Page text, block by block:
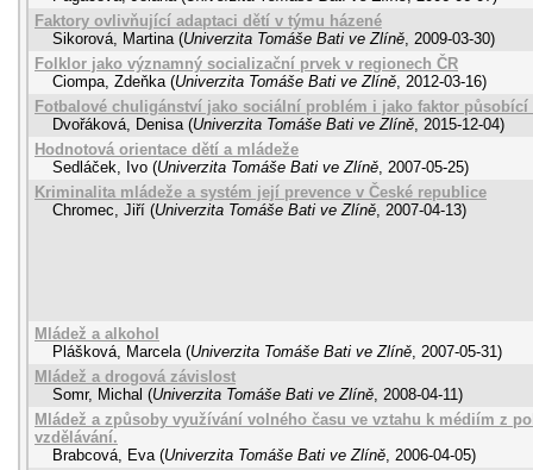
Faktory ovlivňující adaptaci dětí v týmu házené
Sikorová, Martina (Univerzita Tomáše Bati ve Zlíně, 2009-03-30)
Folklor jako významný socializační prvek v regionech ČR
Ciompa, Zdeňka (Univerzita Tomáše Bati ve Zlíně, 2012-03-16)
Fotbalové chuligánství jako sociální problém i jako faktor
Dvořáková, Denisa (Univerzita Tomáše Bati ve Zlíně, 2015-12-04)
Hodnotová orientace dětí a mládeže
Sedláček, Ivo (Univerzita Tomáše Bati ve Zlíně, 2007-05-25)
Kriminalita mládeže a systém její prevence v České republice
Chromec, Jiří (Univerzita Tomáše Bati ve Zlíně, 2007-04-13)
Mládež a alkohol
Plášková, Marcela (Univerzita Tomáše Bati ve Zlíně, 2007-05-31)
Mládež a drogová závislost
Somr, Michal (Univerzita Tomáše Bati ve Zlíně, 2008-04-11)
Mládež a způsoby využívání volného času ve vztahu k médiím z
vzdělávání.
Brabcová, Eva (Univerzita Tomáše Bati ve Zlíně, 2006-04-05)